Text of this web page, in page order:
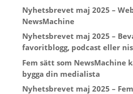
Nyhetsbrevet maj 2025 –
NewsMachine
Nyhetsbrevet maj 2025 –
favoritblogg, podcast eller
Fem sätt som NewsMachine
bygga din medialista
Nyhetsbrevet maj 2025 –